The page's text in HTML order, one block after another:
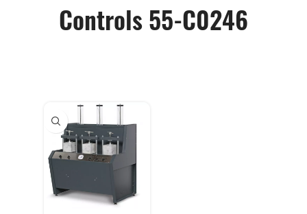
Controls 55-C0246